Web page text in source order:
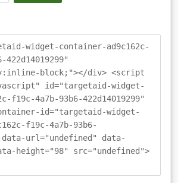
widget-container-ad9c162c-
block;"></div> <script
id="targetaid-widget-
f19c-4a7b-93b6-422d14019299"
id="targetaid-widget-
f19c-4a7b-93b6-
data-url="undefined" data-
height="98" src="undefined">